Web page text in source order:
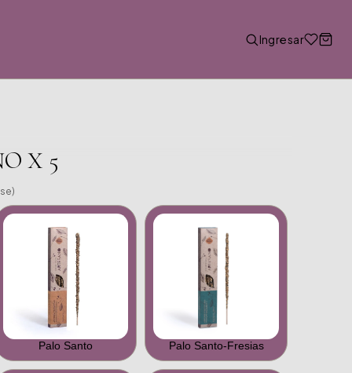
Ingresar
X 5
Palo Santo Palo Santo-Fresias